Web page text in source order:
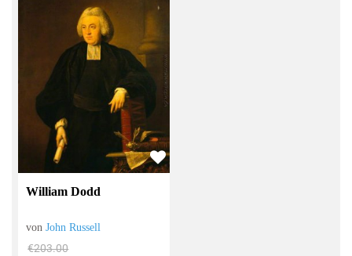
William Dodd
vonJohn Russell
€203.00